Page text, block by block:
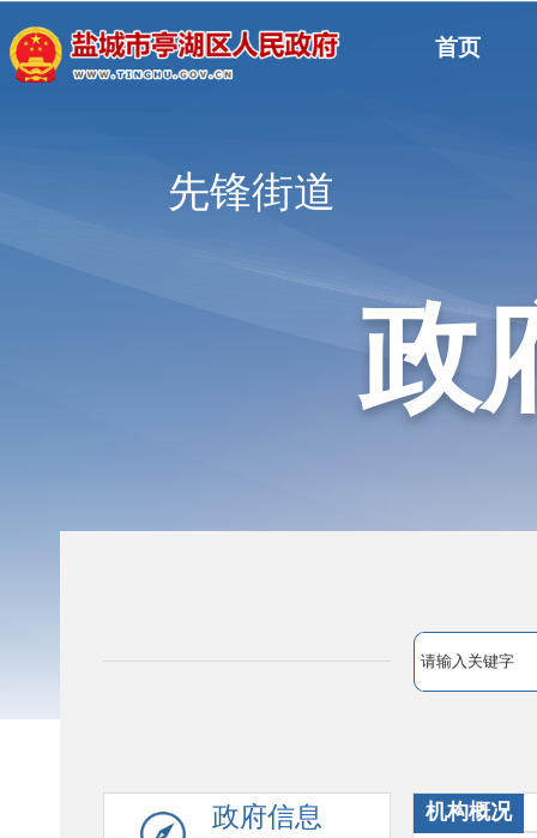
首页
先锋街道
政
政府信息
机构概况